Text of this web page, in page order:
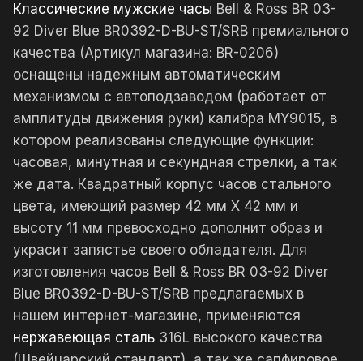
Классические мужские часы Bell & Ross BR 03-
92 Diver Blue BR0392-D-BU-ST/SRB премиального
качества (Артикул магазина: BR-0206)
оснащены надежным автоматическим
механизмом с автоподзаводом (работает от
амплитуды движения руки) калибра MY9015, в
котором реализованы следующие функции:
часовая, минутная и секундная стрелки, а так
же дата. Квадратный корпус часов стального
цвета, имеющий размер 42 мм X 42 мм и
высоту 11 мм превосходно дополнит образ и
украсит запястье своего обладателя. Для
изготовления часов Bell & Ross BR 03-92 Diver
Blue BR0392-D-BU-ST/SRB предлагаемых в
нашем интернет-магазине, применяются
нержавеющая сталь 316L высокого качества